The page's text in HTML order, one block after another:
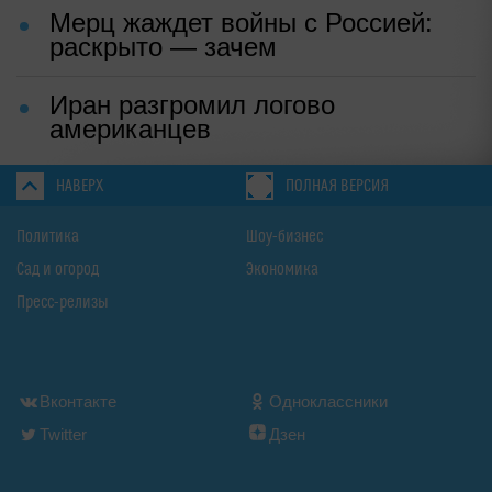
Мерц жаждет войны с Россией:
раскрыто — зачем
Иран разгромил логово
американцев
НАВЕРХ ПОЛНАЯ ВЕРСИЯ
Политика
Сад и огород
Пресс-релизы
Шоу-бизнес
Экономика
Вконтакте
Одноклассники
Twitter
Дзен